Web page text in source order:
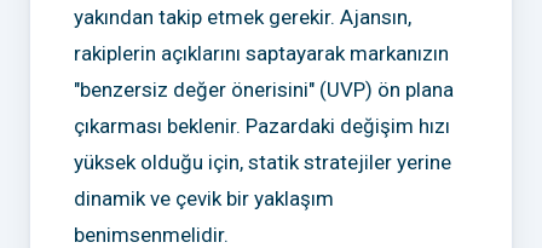
yakından takip etmek gerekir. Ajansın,
rakiplerin açıklarını saptayarak markanızın
"benzersiz değer önerisini" (UVP) ön plana
çıkarması beklenir. Pazardaki değişim hızı
yüksek olduğu için, statik stratejiler yerine
dinamik ve çevik bir yaklaşım
benimsenmelidir.